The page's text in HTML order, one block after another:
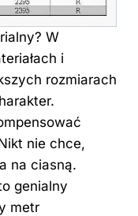
W
i
rozmiarach
nie chce,
na ciasną.
genialny
metr